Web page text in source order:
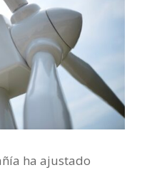
ha ajustado